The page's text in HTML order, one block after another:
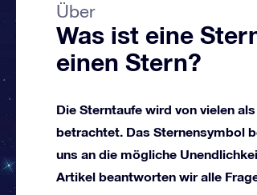
Über
Was ist eine
einen Stern?
Die Sterntaufe wird von vielen
betrachtet. Das Sternensymbol
uns an die mögliche
Artikel beantworten wir alle